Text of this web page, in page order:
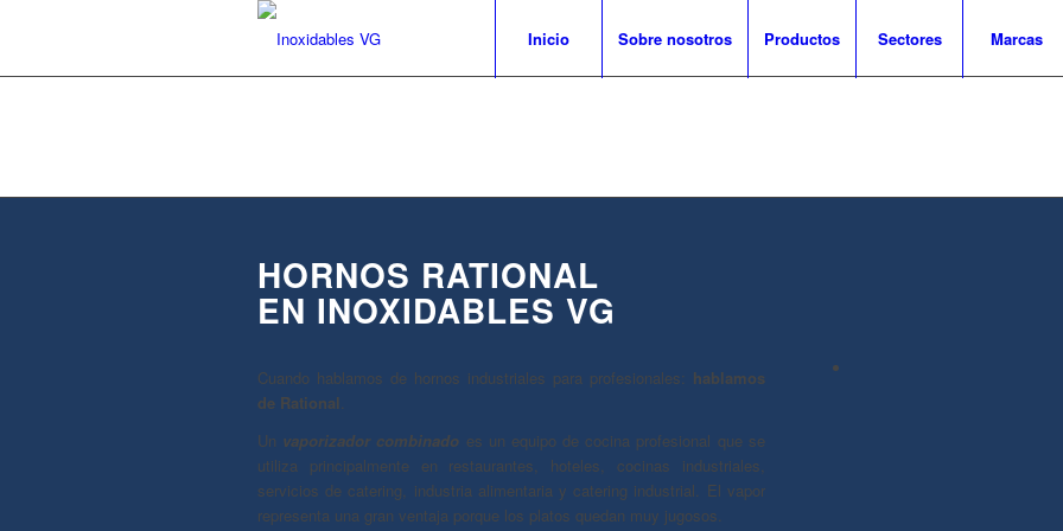
Inicio Sobre nosotros Productos Sectores Marcas
HORNOS RATIONAL
EN INOXIDABLES VG
Cuando hablamos de hornos industriales para profesionales: hablamos
de Rational.
Un vaporizador combinado es un equipo de cocina profesional que se
utiliza principalmente en restaurantes, hoteles, cocinas industriales,
servicios de catering, industria alimentaria y catering industrial. El vapor
representa una gran ventaja porque los platos quedan muy jugosos.